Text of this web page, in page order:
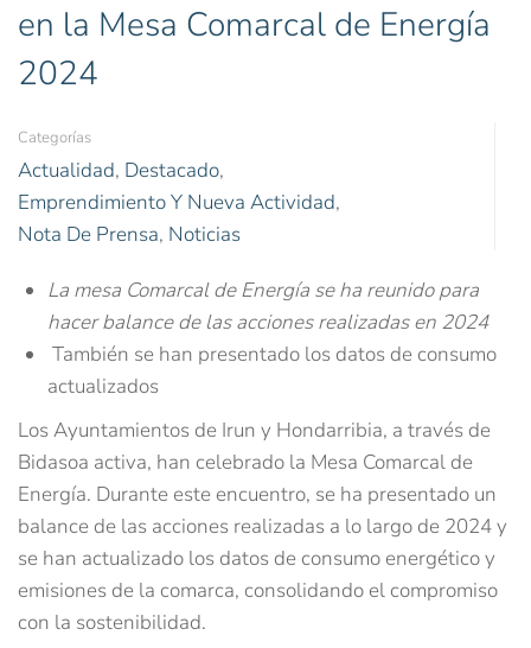
en la Mesa Comarcal de Energía
2024
Categorías
Actualidad, Destacado,
Emprendimiento Y Nueva Actividad,
Nota De Prensa, Noticias
La mesa Comarcal de Energía se ha reunido para
hacer balance de las acciones realizadas en 2024
También se han presentado los datos de consumo
actualizados
Los Ayuntamientos de Irun y Hondarribia, a través de
Bidasoa activa, han celebrado la Mesa Comarcal de
Energía. Durante este encuentro, se ha presentado un
balance de las acciones realizadas a lo largo de 2024 y
se han actualizado los datos de consumo energético y
emisiones de la comarca, consolidando el compromiso
con la sostenibilidad.